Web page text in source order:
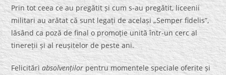
Prin tot ceea ce au pregătit și cum s-au pregătit, liceenii
militari au arătat că sunt legați de același „Semper fidelis”,
lăsând ca poză de final o promoție unită într-un cerc al
tinereții și al reușitelor de peste ani.
Felicităriabsolvențilorpentru momentele speciale oferite și